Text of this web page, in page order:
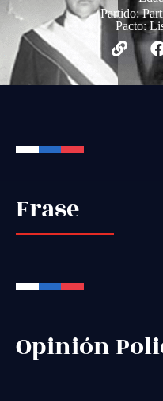
Partido:
Pacto:
Frase
Opinión